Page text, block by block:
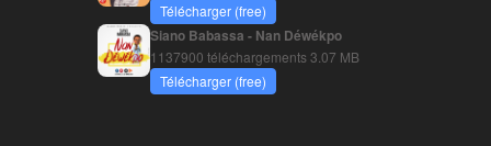
Télécharger (free)
Siano Babassa - Nan Déwékpo
1137900 téléchargements3.07 MB
Télécharger (free)